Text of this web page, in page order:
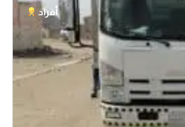
أفراد